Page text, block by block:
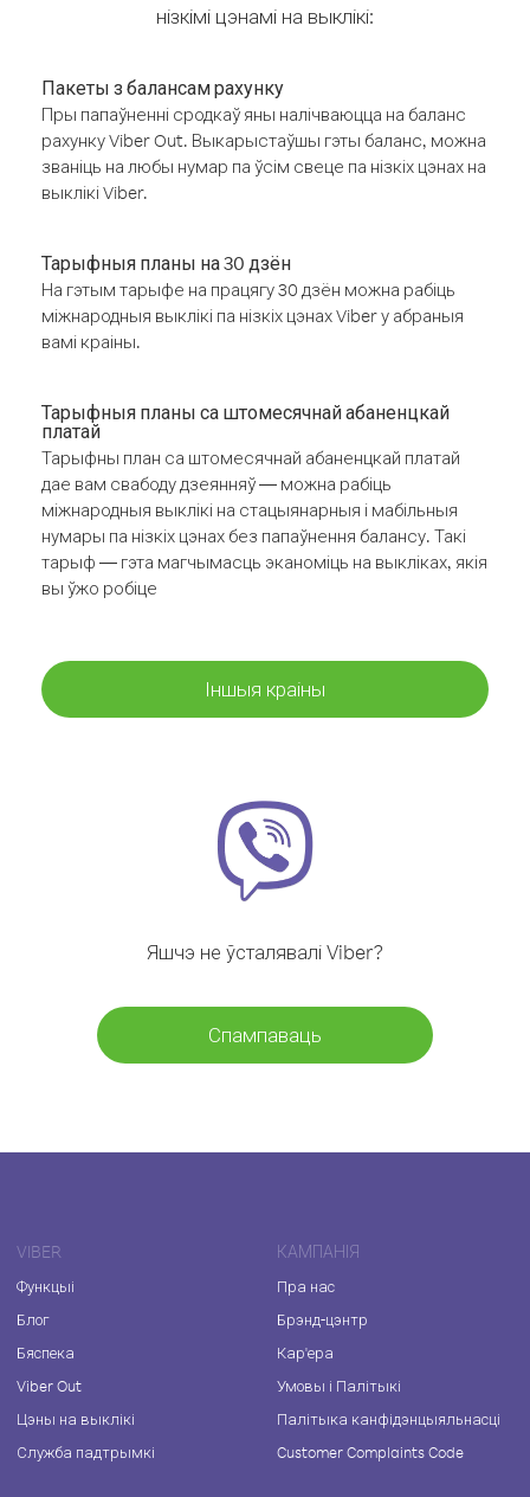
нізкімі цэнамі на выклікі:
Пакеты з балансам рахунку
Пры папаўненні сродкаў яны налічваюцца на баланс
рахунку Viber Out. Выкарыстаўшы гэты баланс, можна
званіць на любы нумар па ўсім свеце па нізкіх цэнах на
выклікі Viber.
Тарыфныя планы на 30 дзён
На гэтым тарыфе на працягу 30 дзён можна рабіць
міжнародныя выклікі па нізкіх цэнах Viber у абраныя
вамі краіны.
Тарыфныя планы са штомесячнай абаненцкай
платай
Тарыфны план са штомесячнай абаненцкай платай
дае вам свабоду дзеянняў — можна рабіць
міжнародныя выклікі на стацыянарныя і мабільныя
нумары па нізкіх цэнах без папаўнення балансу. Такі
тарыф — гэта магчымасць эканоміць на выкліках, якія
вы ўжо робіце
Іншыя краіны
Яшчэ не ўсталявалі Viber?
Спампаваць
VIBER
Функцыі
Блог
Бяспека
Viber Out
Цэны на выклікі
Служба падтрымкі
КАМПАНІЯ
Пра нас
Брэнд-цэнтр
Кар'ера
Умовы і Палітыкі
Палітыка канфідэнцыяльнасці
Customer Complaints Code